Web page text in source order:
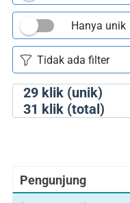
29klik (unik)
31 klik (total)
Hanya unik
Pengunjung